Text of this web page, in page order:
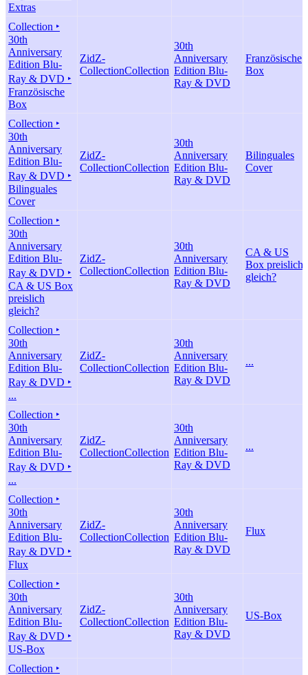
Extras
Collection ‣
30th
Anniversary
Edition Blu-
Ray & DVD ‣
Französische
Box
ZidZ-
CollectionCollection
30th
Anniversary
Edition Blu-
Ray & DVD
Französische
Box
Collection ‣
30th
Anniversary
Edition Blu-
Ray & DVD ‣
Bilinguales
Cover
ZidZ-
CollectionCollection
30th
Anniversary
Edition Blu-
Ray & DVD
Bilinguales
Cover
Collection ‣
30th
Anniversary
Edition Blu-
Ray & DVD ‣
CA & US Box
preislich
gleich?
ZidZ-
CollectionCollection
30th
Anniversary
Edition Blu-
Ray & DVD
CA & US
Box preislich
gleich?
Collection ‣
30th
Anniversary
Edition Blu-
Ray & DVD ‣
...
ZidZ-
CollectionCollection
30th
Anniversary
Edition Blu-
Ray & DVD
...
Collection ‣
30th
Anniversary
Edition Blu-
Ray & DVD ‣
...
ZidZ-
CollectionCollection
30th
Anniversary
Edition Blu-
Ray & DVD
...
Collection ‣
30th
Anniversary
Edition Blu-
Ray & DVD ‣
Flux
ZidZ-
CollectionCollection
30th
Anniversary
Edition Blu-
Ray & DVD
Flux
Collection ‣
30th
Anniversary
Edition Blu-
Ray & DVD ‣
US-Box
ZidZ-
CollectionCollection
30th
Anniversary
Edition Blu-
Ray & DVD
US-Box
Collection ‣